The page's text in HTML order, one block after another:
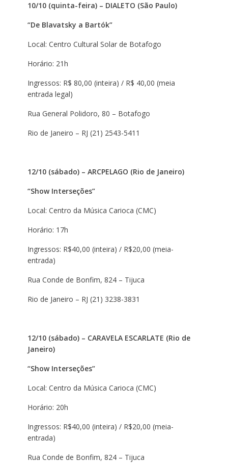
10/10 (quinta-feira) – DIALETO (São Paulo)
“De Blavatsky a Bartók”
Local: Centro Cultural Solar de Botafogo
Horário: 21h
Ingressos: R$ 80,00 (inteira) / R$ 40,00 (meia
entrada legal)
Rua General Polidoro, 80 – Botafogo
Rio de Janeiro – RJ (21) 2543-5411
12/10 (sábado) – ARCPELAGO (Rio de Janeiro)
“Show Interseções”
Local: Centro da Música Carioca (CMC)
Horário: 17h
Ingressos: R$40,00 (inteira) / R$20,00 (meia-
entrada)
Rua Conde de Bonfim, 824 – Tijuca
Rio de Janeiro – RJ (21) 3238-3831
12/10 (sábado) – CARAVELA ESCARLATE (Rio de
Janeiro)
“Show Interseções”
Local: Centro da Música Carioca (CMC)
Horário: 20h
Ingressos: R$40,00 (inteira) / R$20,00 (meia-
entrada)
Rua Conde de Bonfim, 824 – Tijuca